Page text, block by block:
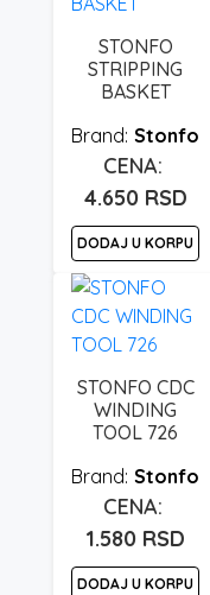
STONFO
STRIPPING
BASKET
Stonfo
4.650 RSD
DODAJ U KORPU
STONFO CDC
WINDING
TOOL 726
Stonfo
1.580 RSD
DODAJ U KORPU